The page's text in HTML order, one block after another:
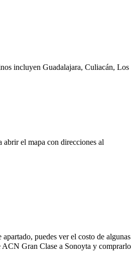
incluyen Guadalajara, Culiacán, Los
el mapa con direcciones al
puedes ver el costo de algunas
ACN Gran Clase a Sonoyta y comprarlo